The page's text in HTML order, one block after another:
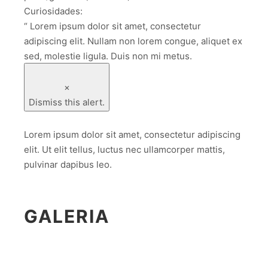
Curiosidades:
“ Lorem ipsum dolor sit amet, consectetur
adipiscing elit. Nullam non lorem congue, aliquet ex
sed, molestie ligula. Duis non mi metus.
×
Dismiss this alert.
Lorem ipsum dolor sit amet, consectetur adipiscing
elit. Ut elit tellus, luctus nec ullamcorper mattis,
pulvinar dapibus leo.
GALERIA